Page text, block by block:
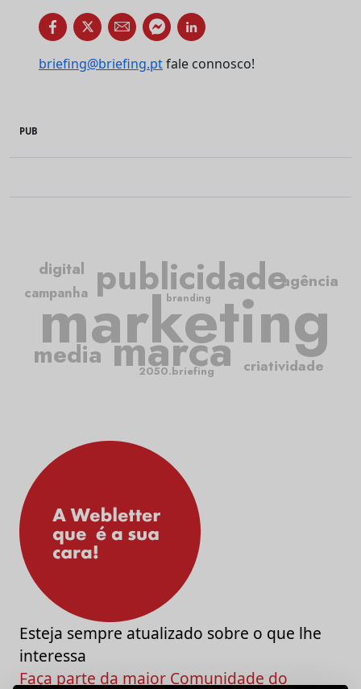
briefing@briefing.ptfale connosco!
PUB
marketing
publicidade
marca criatividade
campanha
media
agência
digital
2050.briefing
branding
Esteja sempre atualizado sobre o que lhe
interessa
Faça parte da maior Comunidade do